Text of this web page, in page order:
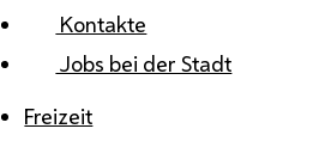
Kontakte
Jobs bei der Stadt
Freizeit